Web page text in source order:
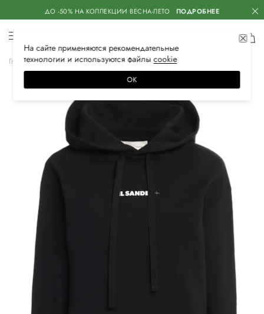
ДО -50% НА КОЛЛЕКЦИИ ВЕСНА-ЛЕТО ПОДРОБНЕЕ
Главная Женская Одежда Толстовки Худи
На сайте применяются рекомендательные
технологии и используются файлысооkiе
ОК